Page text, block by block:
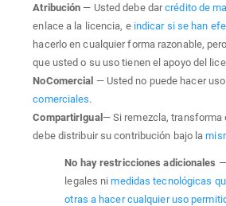
Atribución — Usted debe darcrédito de
enlace a la licencia, e indicar si se han
hacerlo en cualquier forma razonable,
que usted o su uso tienen el apoyo del
NoComercial — Usted no puede hacer
comerciales.
CompartirIgual— Si remezcla, transforma
debe distribuir su contribución bajo la
No hay restricciones adicionales
legales nimedidas tecnológicas
otras a hacer cualquier uso